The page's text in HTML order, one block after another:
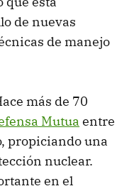
de nuevas
de manejo
más de 70
Mutua entre
propiciando una
nuclear.
en el